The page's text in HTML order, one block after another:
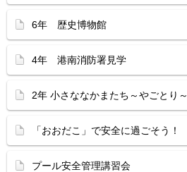
6年 歴史博物館
4年 港南消防署見学
2年 小さななかまたち～やごとり～
「おおだこ」で安全に過ごそう！
プール安全管理講習会